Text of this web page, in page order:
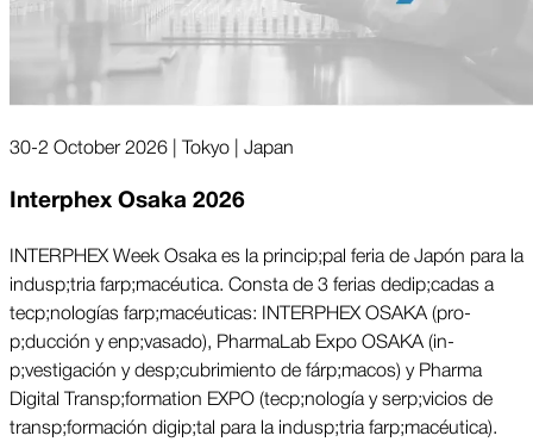
30-2 October 2026 | Tokyo | Japan
Interphex Osaka 2026
INTERPHEX Week Osaka es la princi­p;pal feria de Japón para la
indus­p;tria far­p;macéutica. Consta de 3 ferias dedi­p;cadas a
tec­p;nologías far­p;macéuticas: INTERPHEX OSAKA (pro­
p;ducción y en­p;vasado), PharmaLab Expo OSAKA (in­
p;vestigación y des­p;cubrimiento de fár­p;macos) y Pharma
Digital Trans­p;formation EXPO (tec­p;nología y ser­p;vicios de
trans­p;formación digi­p;tal para la indus­p;tria far­p;macéutica).